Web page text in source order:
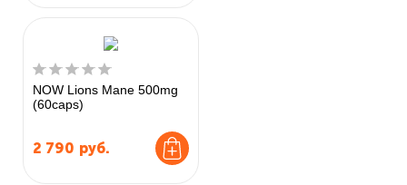
NOW Lions Mane 500mg
(60caps)
2 790 руб.